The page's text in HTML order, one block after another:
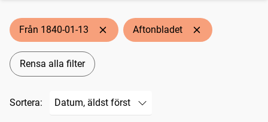
Från 1840-01-13 Aftonbladet
Rensa alla filter
Sortera: